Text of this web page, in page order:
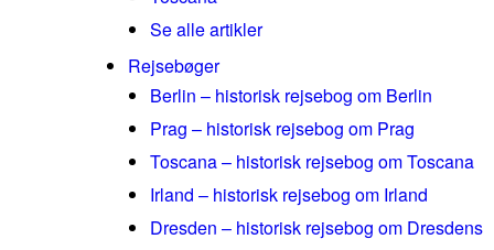
Se alle artikler
Rejsebøger
Berlin – historisk rejsebog om Berlin
Prag – historisk rejsebog om Prag
Toscana – historisk rejsebog om Toscana
Irland – historisk rejsebog om Irland
Dresden – historisk rejsebog om Dresdens